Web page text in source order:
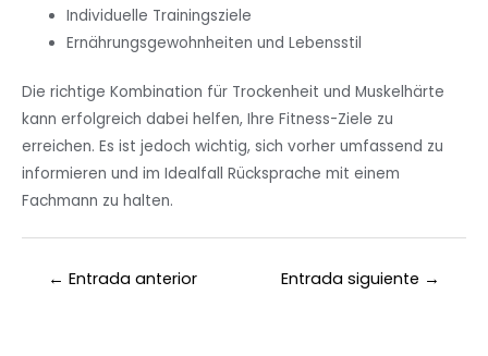
Individuelle Trainingsziele
Ernährungsgewohnheiten und Lebensstil
Die richtige Kombination für Trockenheit und Muskelhärte
kann erfolgreich dabei helfen, Ihre Fitness-Ziele zu
erreichen. Es ist jedoch wichtig, sich vorher umfassend zu
informieren und im Idealfall Rücksprache mit einem
Fachmann zu halten.
← Entrada anterior Entrada siguiente →